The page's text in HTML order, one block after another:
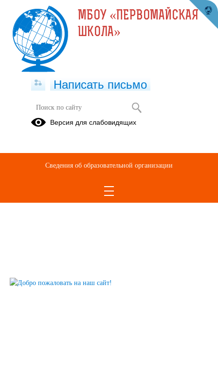
МБОУ «ПЕРВОМАЙСКАЯ
ШКОЛА»
Написать письмо
Версия для слабовидящих
Сведения об образовательной организации